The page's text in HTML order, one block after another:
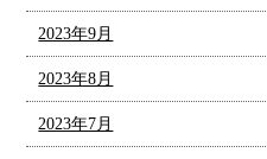
2023年9月
2023年8月
2023年7月